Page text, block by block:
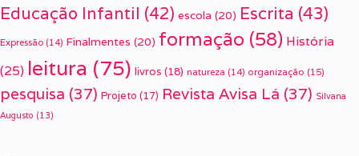
Educação Infantil (42) escola (20) Escrita (43)
Expressão (14) Finalmentes (20) formação (58) História
(25) leitura (75) livros (18) natureza (14) organização (15)
pesquisa (37) Projeto (17) Revista Avisa Lá (37) Silvana
Augusto (13)